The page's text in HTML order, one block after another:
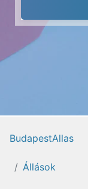
BudapestAllas
Állások